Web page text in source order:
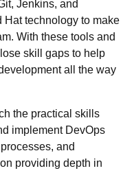
Jenkins, and
Hat technology to make
With these tools and
skill gaps to help
all the way
the practical skills
implement DevOps
and
providing depth in